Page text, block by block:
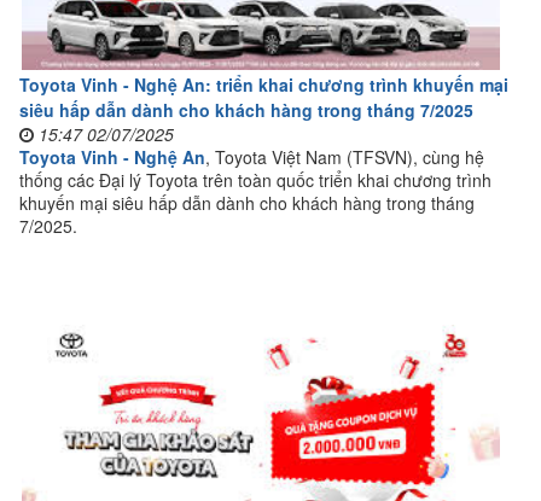
Toyota Vinh - Nghệ An: triển khai chương trình khuyến mại
siêu hấp dẫn dành cho khách hàng trong tháng 7/2025
15:47 02/07/2025
Toyota Vinh - Nghệ An, Toyota Việt Nam (TFSVN), cùng hệ
thống các Đại lý Toyota trên toàn quốc triển khai chương trình
khuyến mại siêu hấp dẫn dành cho khách hàng trong tháng
7/2025.